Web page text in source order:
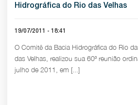
Hidrográfica do Rio das Velhas
19/07/2011 - 18:41
O Comitê da Bacia Hidrográfica do Rio
das Velhas, realizou sua 60ª reunião
julho de 2011, em [...]